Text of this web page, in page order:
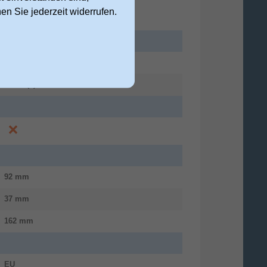
92 mm
37 mm
162 mm
EU
Sie jederzeit widerrufen.